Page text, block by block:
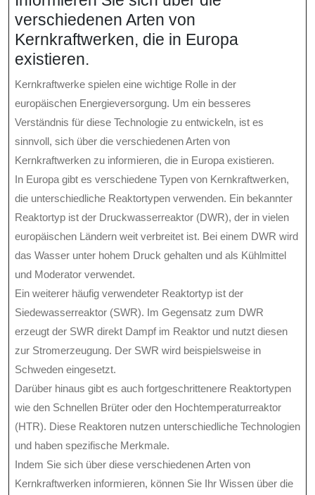
verschiedenen Arten von
Kernkraftwerken, die in Europa
existieren.
Kernkraftwerke spielen eine wichtige Rolle in der
europäischen Energieversorgung. Um ein besseres
Verständnis für diese Technologie zu entwickeln, ist es
sinnvoll, sich über die verschiedenen Arten von
Kernkraftwerken zu informieren, die in Europa existieren.
In Europa gibt es verschiedene Typen von Kernkraftwerken,
die unterschiedliche Reaktortypen verwenden. Ein bekannter
Reaktortyp ist der Druckwasserreaktor (DWR), der in vielen
europäischen Ländern weit verbreitet ist. Bei einem DWR wird
das Wasser unter hohem Druck gehalten und als Kühlmittel
und Moderator verwendet.
Ein weiterer häufig verwendeter Reaktortyp ist der
Siedewasserreaktor (SWR). Im Gegensatz zum DWR
erzeugt der SWR direkt Dampf im Reaktor und nutzt diesen
zur Stromerzeugung. Der SWR wird beispielsweise in
Schweden eingesetzt.
Darüber hinaus gibt es auch fortgeschrittenere Reaktortypen
wie den Schnellen Brüter oder den Hochtemperaturreaktor
(HTR). Diese Reaktoren nutzen unterschiedliche Technologien
und haben spezifische Merkmale.
Indem Sie sich über diese verschiedenen Arten von
Kernkraftwerken informieren, können Sie Ihr Wissen über die